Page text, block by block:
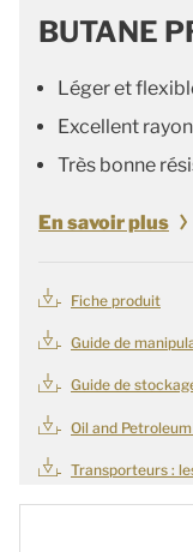
BUTANE
Léger et
Excellent
Très bonne
En savoir plus
Fiche produit
Guide de
Guide de
Oil and
Transporteurs :